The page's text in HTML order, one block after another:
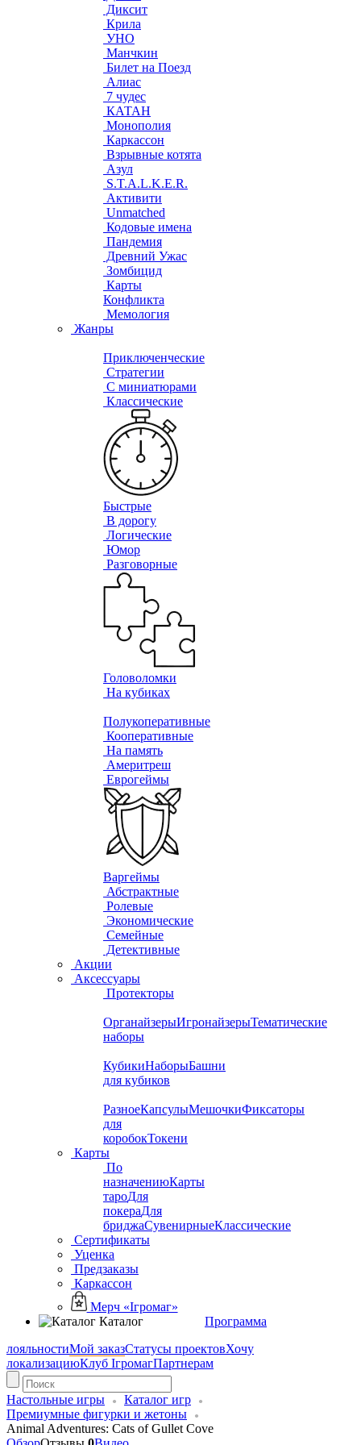
Диксит
Крила
УНО
Манчкин
Билет на Поезд
Алиас
7 чудес
КАТАН
Монополия
Каркассон
Взрывные котята
Азул
S.T.A.L.K.E.R.
Активити
Unmatched
Кодовые имена
Пандемия
Древний Ужас
Зомбицид
Карты
Конфликта
Мемология
Жанры
Приключенческие
Стратегии
С миниатюрами
Классические
Быстрые
В дорогу
Логические
Юмор
Разговорные
Головоломки
На кубиках
Полукоперативные
Кооперативные
На память
Америтреш
Еврогеймы
Варгеймы
Абстрактные
Ролевые
Экономические
Семейные
Детективные
Акции
Аксессуары
Протекторы
ОрганайзерыИгронайзерыТематические
наборы
КубикиНаборыБашни
для кубиков
РазноеКапсулыМешочкиФиксаторы
для
коробокТокени
Карты
По
назначениюКарты
тароДля
покераДля
бриджаСувенирныеКлассические
Сертификаты
Уценка
Предзаказы
Каркассон
Мерч «Ігромаг»
Каталог
Программа
лояльностиМой заказСтатусы проектовХочу
локализациюКлуб ІгромагПартнерам
Настольные игры
Каталог игр
Премиумные фигурки и жетоны
Animal Adventures: Cats of Gullet Cove